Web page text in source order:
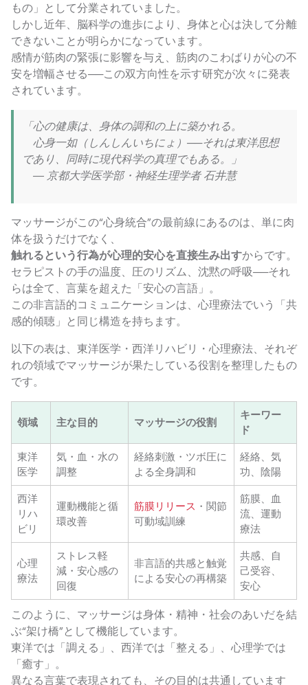
もの」として分業されていました。
しかし近年、脳科学の進歩により、身体と心は決して分離
できないことが明らかになっています。
感情が筋肉の緊張に影響を与え、筋肉のこわばりが心の不
安を増幅させる──この双方向性を示す研究が次々に発表
されています。
「心の健康は、身体の調和の上に築かれる。
心身一如（しんしんいちにょ）──それは東洋思想
であり、同時に現代科学の真理でもある。」
― 京都大学医学部・神経生理学者 石井慧
マッサージがこの“心身統合”の最前線にあるのは、単に肉
体を扱うだけでなく、
触れるという行為が心理的安心を直接生み出すからです。
セラピストの手の温度、圧のリズム、沈黙の呼吸──それ
らは全て、言葉を超えた「安心の言語」。
この非言語的コミュニケーションは、心理療法でいう「共
感的傾聴」と同じ構造を持ちます。
以下の表は、東洋医学・西洋リハビリ・心理療法、それぞ
れの領域でマッサージが果たしている役割を整理したもの
です。
領域 主な目的 マッサージの役割
キーワー
ド
東洋
医学
気・血・水の
調整
経絡刺激・ツボ圧に
よる全身調和
経絡、気
功、陰陽
西洋
リハ
ビリ
運動機能と循
環改善
筋膜リリース ・関節
可動域訓練
筋膜、血
流、運動
療法
心理
療法
ストレス軽
減・安心感の
回復
非言語的共感と触覚
による安心の再構築
共感、自
己受容、
安心
このように、マッサージは身体・精神・社会のあいだを結
ぶ“架け橋”として機能しています。
東洋では「調える」、西洋では「整える」、心理学では
「癒す」。
異なる言葉で表現されても、その目的は共通しています